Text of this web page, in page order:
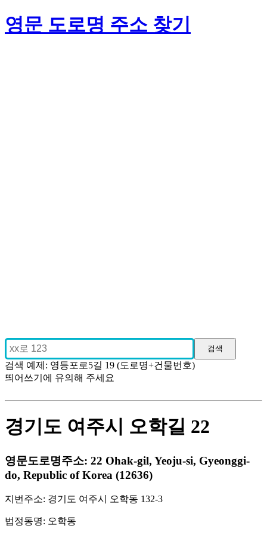
영문 도로명 주소 찾기
검색 예제: 영등포로5길 19 (도로명+건물번호)
띄어쓰기에 유의해 주세요
경기도 여주시 오학길 22
영문도로명주소: 22 Ohak-gil, Yeoju-si, Gyeonggi-
do, Republic of Korea (12636)
지번주소: 경기도 여주시 오학동 132-3
법정동명: 오학동